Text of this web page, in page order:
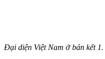
Đại diện Việt Nam ở bán kết